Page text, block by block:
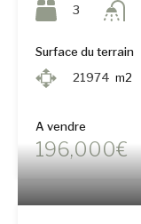
3
Surface du terrain
21974 m2
A vendre
196,000€